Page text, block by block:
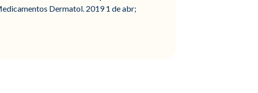
Dermatol. 2019 1 de abr;